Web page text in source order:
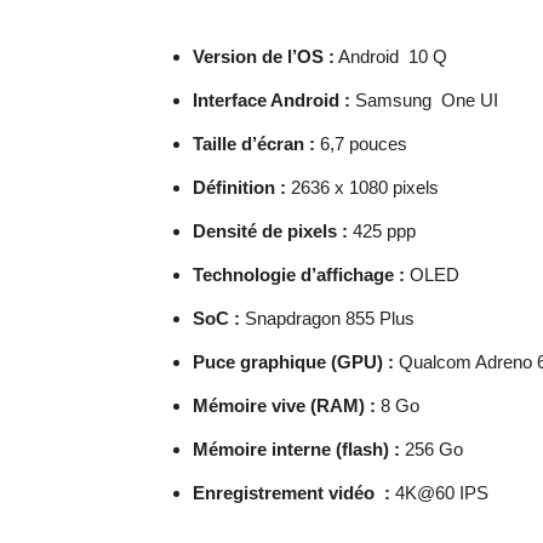
Version de l’OS : Android 10 Q
Interface Android : Samsung One UI
Taille d’écran : 6,7 pouces
Définition : 2636 x 1080 pixels
Densité de pixels : 425 ppp
Technologie d’affichage : OLED
SoC : Snapdragon 855 Plus
Puce graphique (GPU) : Qualcom Adreno
Mémoire vive (RAM) : 8 Go
Mémoire interne (flash) : 256 Go
Enregistrement vidéo : 4K@60 IPS